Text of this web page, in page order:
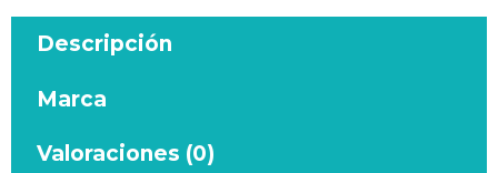
Descripción
Marca
Valoraciones (0)